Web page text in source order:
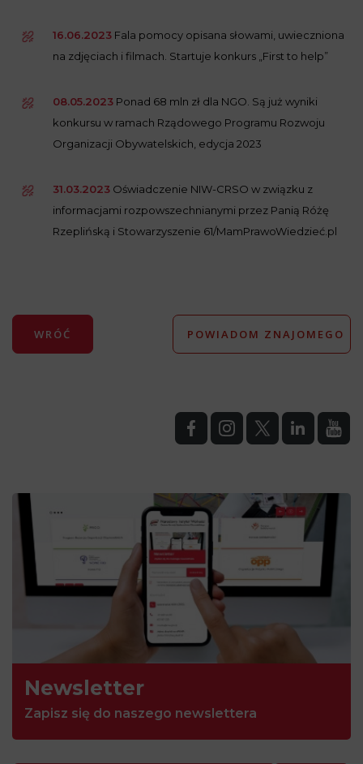
16.06.2023 Fala pomocy opisana słowami, uwieczniona
na zdjęciach i filmach. Startuje konkurs „First to help”
08.05.2023 Ponad 68 mln zł dla NGO. Są już wyniki
konkursu w ramach Rządowego Programu Rozwoju
Organizacji Obywatelskich, edycja 2023
31.03.2023 Oświadczenie NIW-CRSO w związku z
informacjami rozpowszechnianymi przez Panią Różę
Rzeplińską i Stowarzyszenie 61/MamPrawoWiedzieć.pl
WRÓĆ POWIADOM ZNAJOMEGO
Newsletter
Zapisz się do naszego newslettera